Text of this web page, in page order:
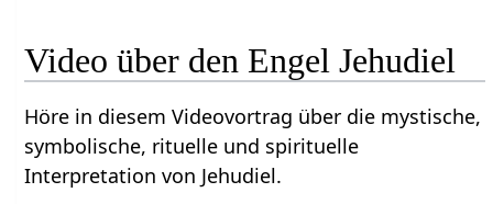
Video über den Engel Jehudiel
Höre in diesem Videovortrag über die mystische,
symbolische, rituelle und spirituelle
Interpretation von Jehudiel.